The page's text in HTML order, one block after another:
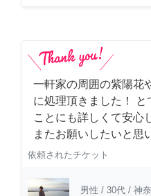
一軒家の周囲の紫陽花
に処理頂きました！
ことにも詳しくて安心
またお願いしたいと思
依頼されたチケット
男性 / 30代 / 神